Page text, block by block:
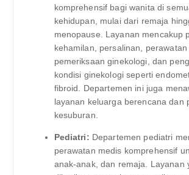
komprehensif bagi wanita di
kehidupan, mulai dari remaja
menopause. Layanan mencakup
kehamilan, persalinan, perawatan
pemeriksaan ginekologi, dan
kondisi ginekologi seperti
fibroid. Departemen ini juga
layanan keluarga berencana dan
kesuburan.
Pediatri: Departemen pediatri
perawatan medis komprehensif
anak-anak, dan remaja. Layanan